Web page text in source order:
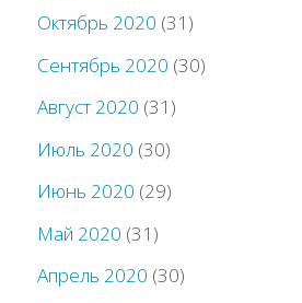
Октябрь 2020 (31)
Сентябрь 2020 (30)
Август 2020 (31)
Июль 2020 (30)
Июнь 2020 (29)
Май 2020 (31)
Апрель 2020 (30)